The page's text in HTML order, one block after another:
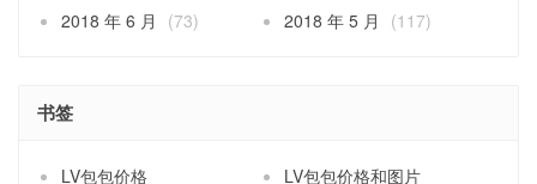
2018 年 6 月
(73) 2018 年 5 月 (117)
书签
LV包包价格 LV包包价格和图片